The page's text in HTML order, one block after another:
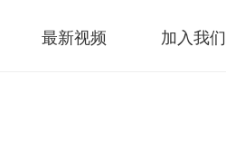
最新视频 加入我们